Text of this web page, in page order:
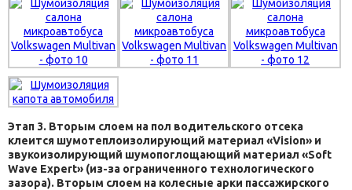
Этап 3. Вторым слоем на пол водительского отсека
клеится шумотеплоизолирующий материал «Vision» и
звукоизолирующий шумопоглощающий материал «Soft
Wave Expert» (из-за ограниченного технологического
зазора). Вторым слоем на колесные арки пассажирского